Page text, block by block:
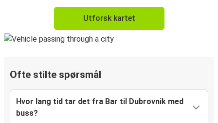
Utforsk kartet
Ofte stilte spørsmål
Hvor lang tid tar det fra Bar til Dubrovnik med
buss?